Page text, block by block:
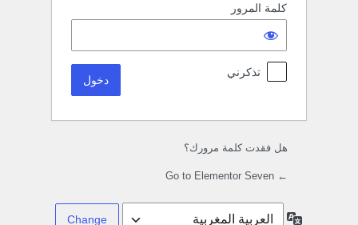
كلمة المرور
تذكرني
هل فقدت كلمة مرورك؟
← Go to Elementor Seven
Language